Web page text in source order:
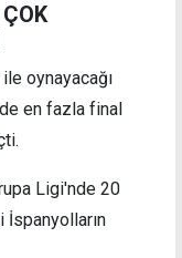
oynayacağı
en fazla final
Ligi'nde 20